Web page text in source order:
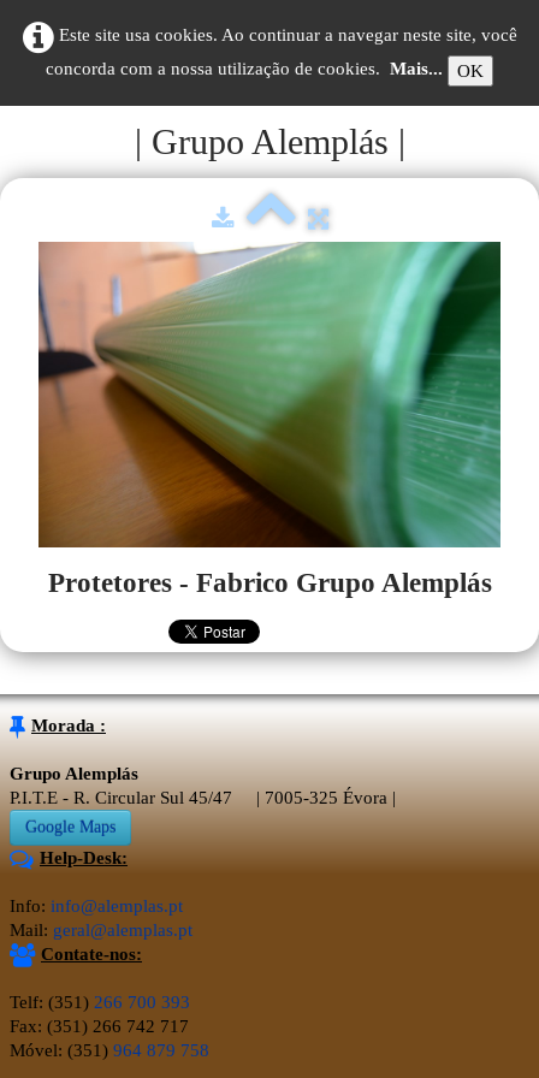
Este site usa cookies. Ao continuar a navegar neste site, você
concorda com a nossa utilização de cookies. Mais... OK
| Grupo Alemplás |
Protetores - Fabrico Grupo Alemplás
Morada :
Grupo Alemplás
P.I.T.E - R. Circular Sul 45/47 | 7005-325 Évora |
Google Maps
Help-Desk:
Info: info@alemplas.pt
Mail: geral@alemplas.pt
Contate-nos:
Telf: (351) 266 700 393
Fax: (351) 266 742 717
Móvel: (351) 964 879 758